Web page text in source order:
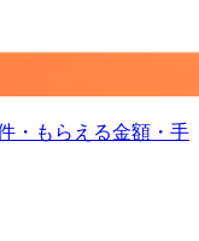
・もらえる金額・手